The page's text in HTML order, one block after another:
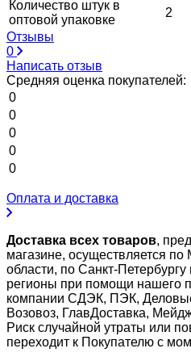
Количество штук в
оптовой упаковке
2
Отзывы
0
Написать отзыв
Средняя оценка покупателей:
0
0
0
0
0
Оплата и доставка
Доставка всех товаров,
магазине, осуществляется по
области, по Санкт-Петербургу
регионы при помощи нашего
компании СДЭК, ПЭК,
Возовоз, ГлавДоставка,
Риск случайной утраты или
переходит к Покупателю с